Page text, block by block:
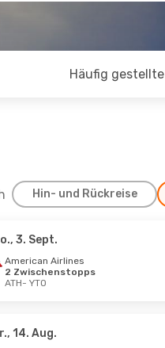
Häufig
Hin- und Rückreise
3. Sept.
American Airlines
2 Zwischenstopps
ATH- YTO
14. Aug.